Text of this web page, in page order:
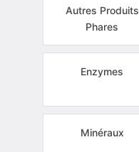
Autres Produits
Phares
Enzymes
Minéraux